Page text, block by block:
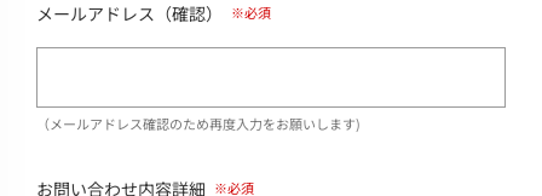
メールアドレス（確認）
（メールアドレス確認のため再度入力をお願いします)
お問い合わせ内容詳細